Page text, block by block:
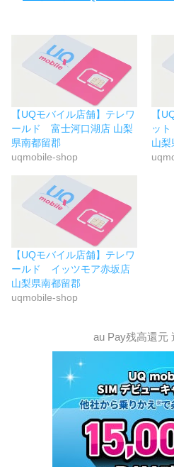
【UQモバイル店舗】テレワ
ールド 富士河口湖店 山梨
県南都留郡
uqmobile-shop
【
ッ
山梨
【UQモバイル店舗】テレワ
ールド イッツモア赤坂店
山梨県南都留郡
uqmobile-shop
au Pay残高還元